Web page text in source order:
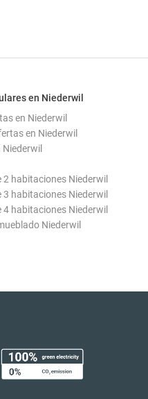
en Niederwil
en Niederwil
en Niederwil
habitaciones Niederwil
habitaciones Niederwil
habitaciones Niederwil
Niederwil